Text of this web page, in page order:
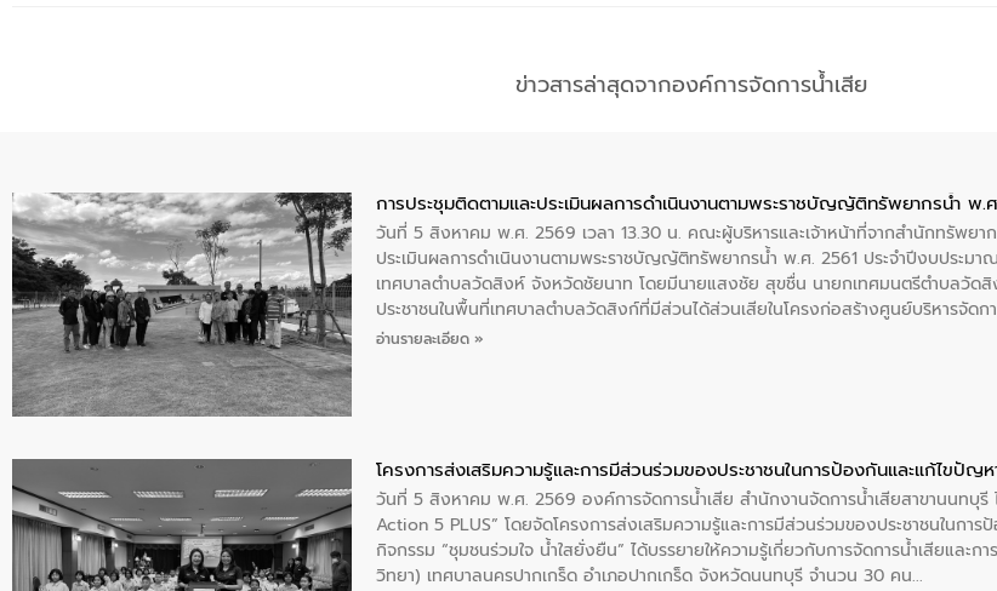
ข่าวสารล่าสุดจากองค์การจัดการน้ำเสีย
การประชุมติดตามและประเมินผลการดำเนินงานตามพระราชบัญญัติทรัพยากรน้ำ
วันที่ 5 สิงหาคม พ.ศ. 2569 เวลา 13.30 น. คณะผู้บริหารและเจ้าหน้าที่จากสำนักทรัพยา
ประเมินผลการดำเนินงานตามพระราชบัญญัติทรัพยากรน้ำ พ.ศ. 2561 ประจำปีงบประ
เทศบาลตำบลวัดสิงห์ จังหวัดชัยนาท โดยมีนายแสงชัย สุขชื่น นายกเทศมนตรีตำบลวัด
ประชาชนในพื้นที่เทศบาลตำบลวัดสิงก์ที่มีส่วนได้ส่วนเสียในโครงก่อสร้างศูนย์บริหารจั
ให้การต้อนรับ
อ่านรายละเอียด »
โครงการส่งเสริมความรู้และการมีส่วนร่วมของประชาชนในการป้องกันและแก้ไขปัญ
วันที่ 5 สิงหาคม พ.ศ. 2569 องค์การจัดการน้ำเสีย สำนักงานจัดการน้ำเสียสาขานนทบุรี
Action 5 PLUS” โดยจัดโครงการส่งเสริมความรู้และการมีส่วนร่วมของประชาชนในกา
กิจกรรม “ชุมชนร่วมใจ น้ำใสยั่งยืน” ได้บรรยายให้ความรู้เกี่ยวกับการจัดการน้ำเสียและ
วิทยา) เทศบาลนครปากเกร็ด อำเภอปากเกร็ด จังหวัดนนทบุรี จำนวน 30 คน